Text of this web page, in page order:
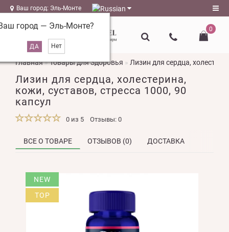
Ваш город: Эль-Монте
город — Эль-Монте?
Регистрация
Авторизация
magazin@l-
naturel.ru
0
Главная Товары для Здоровья Лизин для сердца,
Лизин для сердца, холестерина,
кожи, суставов, стресса 1000, 90
капсул
0 из 5 Отзывы: 0
ВСЕ О ТОВАРЕ ОТЗЫВОВ (0) ДОСТАВКА
NEW
TOP